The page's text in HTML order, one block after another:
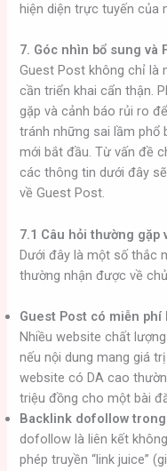
hiện diện trực tuyến của
7. Góc nhìn bổ sung và
Guest Post không chỉ là
cần triển khai cẩn thận.
gặp và cảnh báo rủi ro
tránh những sai lầm phổ
mới bắt đầu. Từ vấn đề
các thông tin dưới đây
về Guest Post.
7.1 Câu hỏi thường gặp
Dưới đây là một số thắc
thường nhận được về
Guest Post có miễn phí
Nhiều website chất
nếu nội dung mang giá
website có DA cao
triệu đồng cho một bài
Backlink dofollow
dofollow là liên kết
phép truyền “link juice”